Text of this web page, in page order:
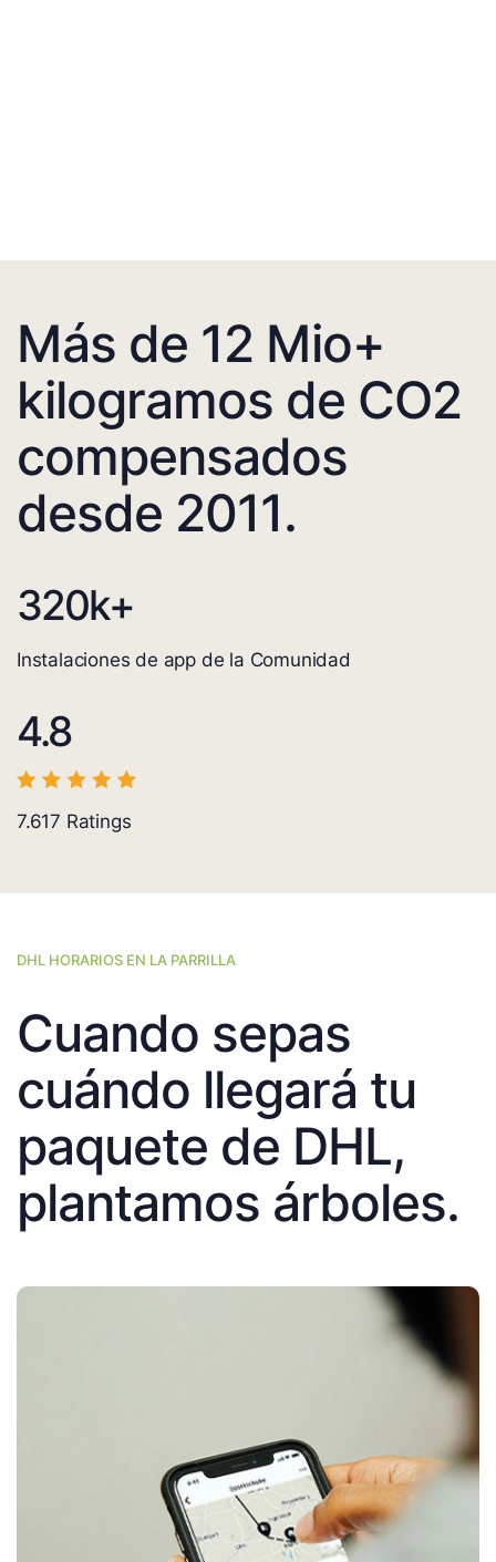
Más de 12 Mio+
kilogramos de CO2
compensados
desde 2011.
320k+
Instalaciones de app de la Comunidad
4.8
7.617 Ratings
DHL HORARIOS EN LA PARRILLA
Cuando sepas
cuándo llegará tu
paquete de DHL,
plantamos árboles.